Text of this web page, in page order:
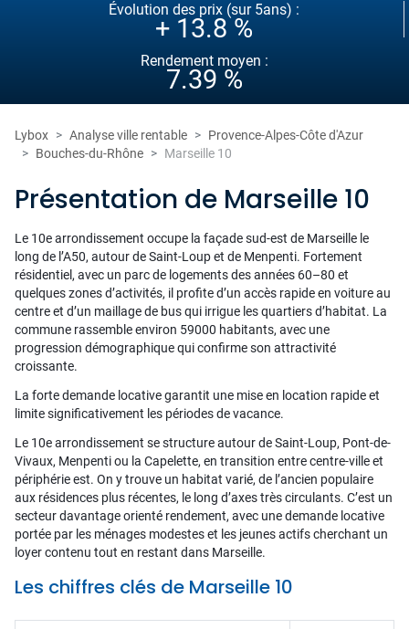
Évolution des prix (sur 5ans) :
+ 13.8 %
Rendement moyen :
7.39 %
Lybox Analyse ville rentable
Provence-Alpes-Côte d'Azur
Bouches-du-Rhône
Marseille 10
Présentation de Marseille 10
Le 10e arrondissement occupe la façade sud-est de Marseille le
long de l’A50, autour de Saint-Loup et de Menpenti. Fortement
résidentiel, avec un parc de logements des années 60–80 et
quelques zones d’activités, il profite d’un accès rapide en voiture au
centre et d’un maillage de bus qui irrigue les quartiers d’habitat. La
commune rassemble environ 59000 habitants, avec une
progression démographique qui confirme son attractivité
croissante.
La forte demande locative garantit une mise en location rapide et
limite significativement les périodes de vacance.
Le 10e arrondissement se structure autour de Saint-Loup, Pont-de-
Vivaux, Menpenti ou la Capelette, en transition entre centre-ville et
périphérie est. On y trouve un habitat varié, de l’ancien populaire
aux résidences plus récentes, le long d’axes très circulants. C’est un
secteur davantage orienté rendement, avec une demande locative
portée par les ménages modestes et les jeunes actifs cherchant un
loyer contenu tout en restant dans Marseille.
Les chiffres clés de Marseille 10